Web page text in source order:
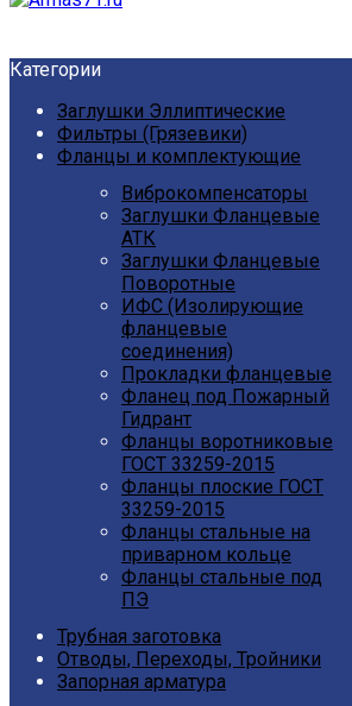
Категории
Заглушки Эллиптические
Фильтры (Грязевики)
Фланцы и комплектующие
Виброкомпенсаторы
Заглушки Фланцевые
АТК
Заглушки Фланцевые
Поворотные
ИФС (Изолирующие
фланцевые
соединения)
Прокладки фланцевые
Фланец под Пожарный
Гидрант
Фланцы воротниковые
ГОСТ 33259-2015
Фланцы плоские ГОСТ
33259-2015
Фланцы стальные на
приварном кольце
Фланцы стальные под
ПЭ
Трубная заготовка
Отводы, Переходы, Тройники
Запорная арматура